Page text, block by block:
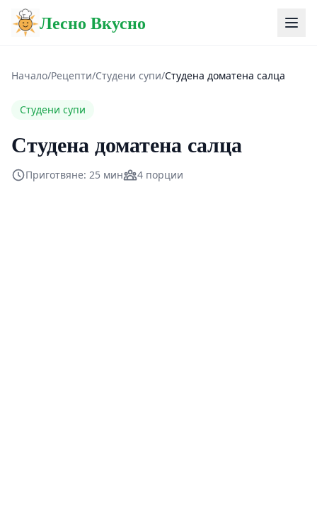
Лесно Вкусно
Начало/Рецепти/Студени супи/Студена доматена салца
Студени супи
Студена доматена салца
Приготвяне: 25 мин 4 порции